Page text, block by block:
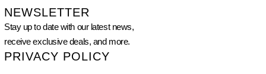
NEWSLETTER
Stay up to date with our latest news,
receive exclusive deals, and more.
PRIVACY POLICY